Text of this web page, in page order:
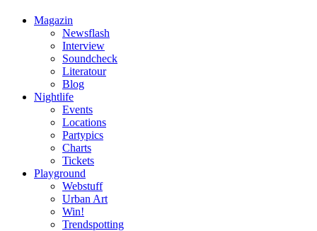
Magazin
Newsflash
Interview
Soundcheck
Literatour
Blog
Nightlife
Events
Locations
Partypics
Charts
Tickets
Playground
Webstuff
Urban Art
Win!
Trendspotting